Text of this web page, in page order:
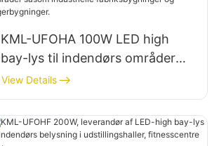
KML-UFOHA 100W LED high
bay-lys til indendørs områder
såsom industrielle
fabriksbygninger og
lagerbygninger.
View Details